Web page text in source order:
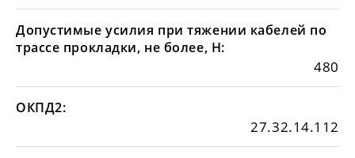
Допустимые усилия при тяжении кабелей по
трассе прокладки, не более, Н:
480
ОКПД2:
27.32.14.112